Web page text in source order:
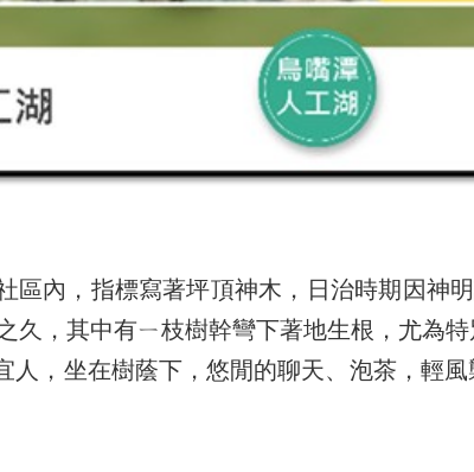
內，指標寫著坪頂神木，日治時期因神
久，其中有ㄧ枝樹幹彎下著地生根，尤為
人，坐在樹蔭下，悠閒的聊天、泡茶，輕